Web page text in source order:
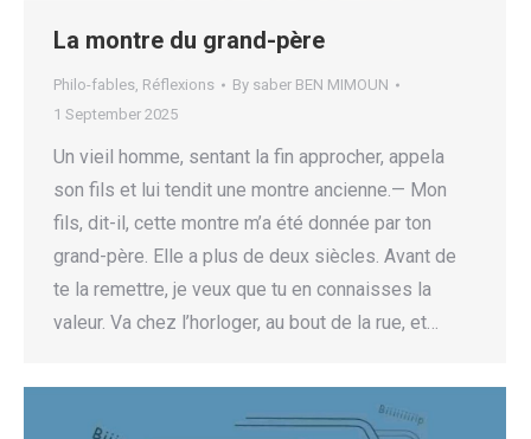
La montre du grand-père
Philo-fables, Réflexions By saber BEN MIMOUN
1 September 2025
Un vieil homme, sentant la fin approcher, appela
son fils et lui tendit une montre ancienne.— Mon
fils, dit-il, cette montre m’a été donnée par ton
grand-père. Elle a plus de deux siècles. Avant de
te la remettre, je veux que tu en connaisses la
valeur. Va chez l’horloger, au bout de la rue, et…